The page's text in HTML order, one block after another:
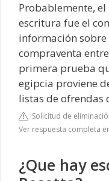
Probablemente,
escritura fue el
información
compraventa
primera prueba
egipcia proviene
listas de ofrendas
Solicitud de
Ver respuesta completa
¿Que hay